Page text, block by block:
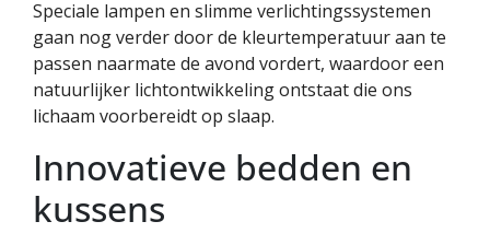
Speciale lampen en slimme verlichtingssystemen
gaan nog verder door de kleurtemperatuur aan te
passen naarmate de avond vordert, waardoor een
natuurlijker lichtontwikkeling ontstaat die ons
lichaam voorbereidt op slaap.
Innovatieve bedden en
kussens